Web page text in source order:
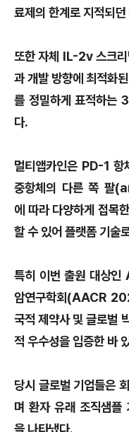
료제의 한계로 지적되
또한 자체 IL-2v 스크리
과 개발 방향에 최적화
를 정밀하게 표적하는
다.
멀티앱카인은 PD-1
중항체의 다른 쪽 팔
에 따라 다양하게 접목
할 수 있어 플랫폼 기술
특히 이번 출원 대상
암연구학회(AACR
국적 제약사 및 글로벌
적 우수성을 입증한 바
당시 글로벌 기업들은
며 환자 유래 조직샘플
을 나타냈다.